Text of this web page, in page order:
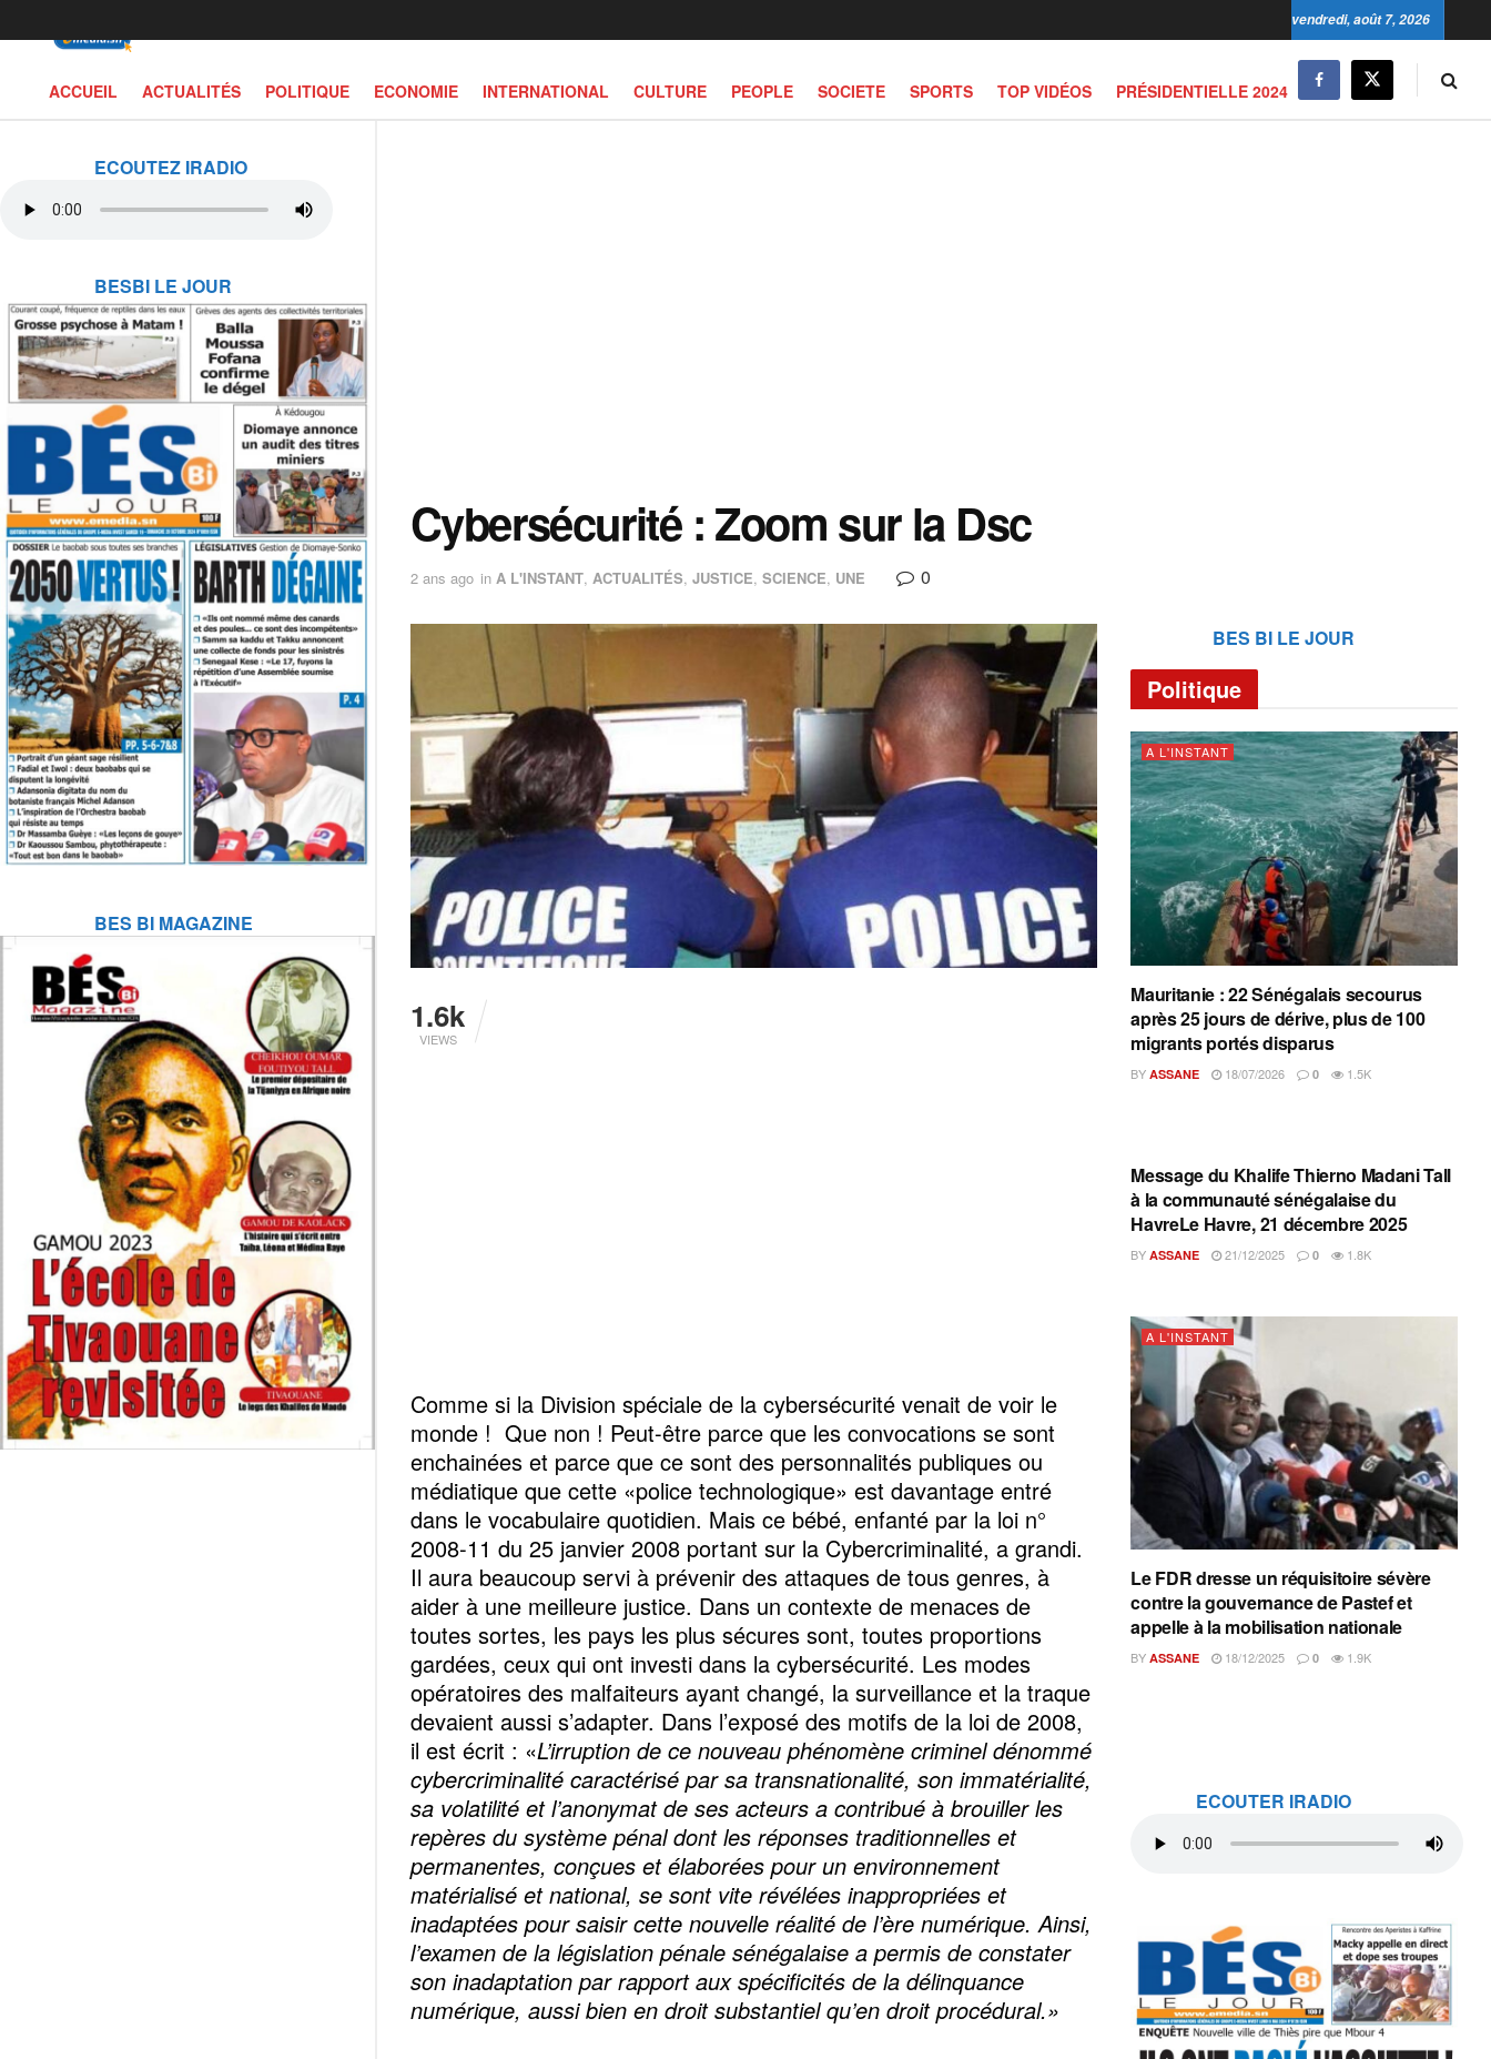
ECOUTEZ IRADIO
BESBI LE JOUR
BES BI MAGAZINE
vendredi, août 7, 2026
ACCUEIL ACTUALITÉS POLITIQUE ECONOMIE INTERNATIONAL CULTURE PEOPLE SOCIETE SPORTS TOP VIDÉOS PRÉSIDENTIELLE 2024
Cybersécurité : Zoom sur la Dsc
2 ans ago in A L'INSTANT, ACTUALITÉS, JUSTICE, SCIENCE, UNE 0
1.6k
VIEWS
Comme si la Division spéciale de la cybersécurité venait de voir le
monde ! Que non ! Peut-être parce que les convocations se sont
enchainées et parce que ce sont des personnalités publiques ou
médiatique que cette «police technologique» est davantage entré
dans le vocabulaire quotidien. Mais ce bébé, enfanté par la loi n°
2008-11 du 25 janvier 2008 portant sur la Cybercriminalité, a grandi.
Il aura beaucoup servi à prévenir des attaques de tous genres, à
aider à une meilleure justice. Dans un contexte de menaces de
toutes sortes, les pays les plus sécures sont, toutes proportions
gardées, ceux qui ont investi dans la cybersécurité. Les modes
opératoires des malfaiteurs ayant changé, la surveillance et la traque
devaient aussi s’adapter. Dans l’exposé des motifs de la loi de 2008,
il est écrit : «L’irruption de ce nouveau phénomène criminel dénommé
cybercriminalité caractérisé par sa transnationalité, son immatérialité,
sa volatilité et l’anonymat de ses acteurs a contribué à brouiller les
repères du système pénal dont les réponses traditionnelles et
permanentes, conçues et élaborées pour un environnement
matérialisé et national, se sont vite révélées inappropriées et
inadaptées pour saisir cette nouvelle réalité de l’ère numérique. Ainsi,
l’examen de la législation pénale sénégalaise a permis de constater
son inadaptation par rapport aux spécificités de la délinquance
numérique, aussi bien en droit substantiel qu’en droit procédural.»
BES BI LE JOUR
Politique
A L'INSTANT
Mauritanie : 22 Sénégalais secourus
après 25 jours de dérive, plus de 100
migrants portés disparus
BY ASSANE 18/07/2026 0 1.5K
A L'INSTANT
Message du Khalife Thierno Madani Tall
à la communauté sénégalaise du
HavreLe Havre, 21 décembre 2025
BY ASSANE 21/12/2025 0 1.8K
A L'INSTANT
Le FDR dresse un réquisitoire sévère
contre la gouvernance de Pastef et
appelle à la mobilisation nationale
BY ASSANE 18/12/2025 0 1.9K
ECOUTER IRADIO